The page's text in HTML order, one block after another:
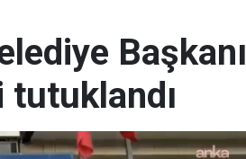
Başkanı